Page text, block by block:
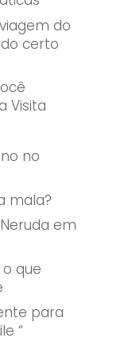
do
certo
Visita
no
mala?
em
que
para
“